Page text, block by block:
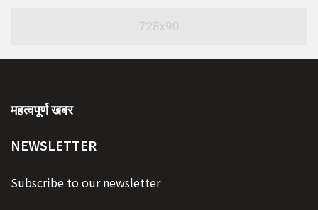
महत्वपूर्ण खबर
NEWSLETTER
Subscribe to our newsletter